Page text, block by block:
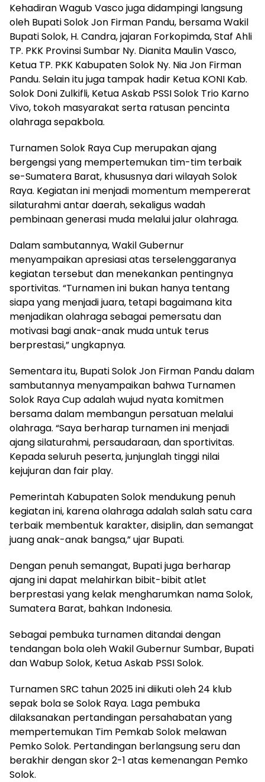
Kehadiran Wagub Vasco juga didampingi langsung
oleh Bupati Solok Jon Firman Pandu, bersama Wakil
Bupati Solok, H. Candra, jajaran Forkopimda, Staf Ahli
TP. PKK Provinsi Sumbar Ny. Dianita Maulin Vasco,
Ketua TP. PKK Kabupaten Solok Ny. Nia Jon Firman
Pandu. Selain itu juga tampak hadir Ketua KONI Kab.
Solok Doni Zulkifli, Ketua Askab PSSI Solok Trio Karno
Vivo, tokoh masyarakat serta ratusan pencinta
olahraga sepakbola.
Turnamen Solok Raya Cup merupakan ajang
bergengsi yang mempertemukan tim-tim terbaik
se-Sumatera Barat, khususnya dari wilayah Solok
Raya. Kegiatan ini menjadi momentum mempererat
silaturahmi antar daerah, sekaligus wadah
pembinaan generasi muda melalui jalur olahraga.
Dalam sambutannya, Wakil Gubernur
menyampaikan apresiasi atas terselenggaranya
kegiatan tersebut dan menekankan pentingnya
sportivitas. “Turnamen ini bukan hanya tentang
siapa yang menjadi juara, tetapi bagaimana kita
menjadikan olahraga sebagai pemersatu dan
motivasi bagi anak-anak muda untuk terus
berprestasi,” ungkapnya.
Sementara itu, Bupati Solok Jon Firman Pandu dalam
sambutannya menyampaikan bahwa Turnamen
Solok Raya Cup adalah wujud nyata komitmen
bersama dalam membangun persatuan melalui
olahraga. “Saya berharap turnamen ini menjadi
ajang silaturahmi, persaudaraan, dan sportivitas.
Kepada seluruh peserta, junjunglah tinggi nilai
kejujuran dan fair play.
Pemerintah Kabupaten Solok mendukung penuh
kegiatan ini, karena olahraga adalah salah satu cara
terbaik membentuk karakter, disiplin, dan semangat
juang anak-anak bangsa,” ujar Bupati.
Dengan penuh semangat, Bupati juga berharap
ajang ini dapat melahirkan bibit-bibit atlet
berprestasi yang kelak mengharumkan nama Solok,
Sumatera Barat, bahkan Indonesia.
Sebagai pembuka turnamen ditandai dengan
tendangan bola oleh Wakil Gubernur Sumbar, Bupati
dan Wabup Solok, Ketua Askab PSSI Solok.
Turnamen SRC tahun 2025 ini diikuti oleh 24 klub
sepak bola se Solok Raya. Laga pembuka
dilaksanakan pertandingan persahabatan yang
mempertemukan Tim Pemkab Solok melawan
Pemko Solok. Pertandingan berlangsung seru dan
berakhir dengan skor 2-1 atas kemenangan Pemko
Solok.